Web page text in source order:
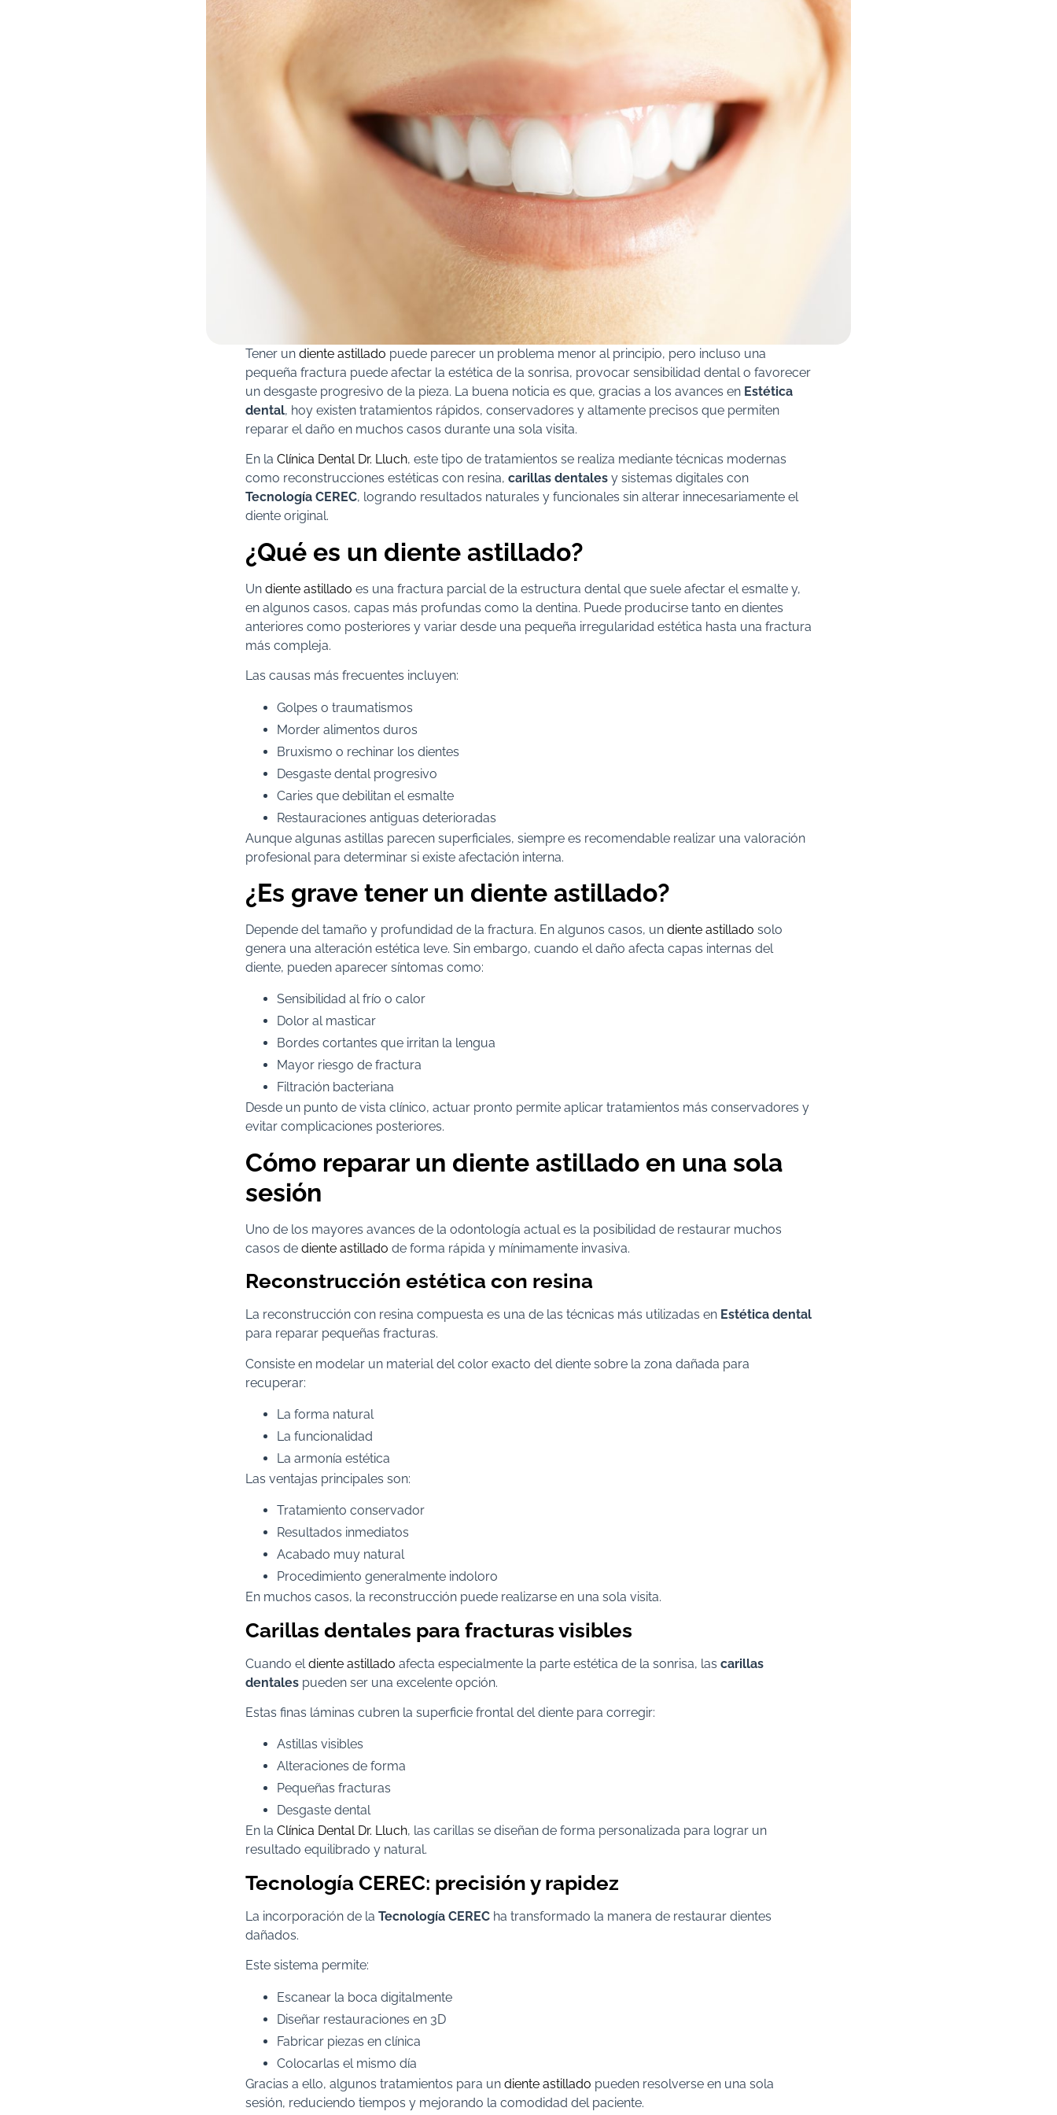
Tener un diente astillado puede parecer un problema menor al principio, pero incluso una
pequeña fractura puede afectar la estética de la sonrisa, provocar sensibilidad dental o favorecer
un desgaste progresivo de la pieza. La buena noticia es que, gracias a los avances en Estética
dental, hoy existen tratamientos rápidos, conservadores y altamente precisos que permiten
reparar el daño en muchos casos durante una sola visita.
En la Clínica Dental Dr. Lluch, este tipo de tratamientos se realiza mediante técnicas modernas
como reconstrucciones estéticas con resina, carillas dentales y sistemas digitales con
Tecnología CEREC, logrando resultados naturales y funcionales sin alterar innecesariamente el
diente original.
¿Qué es un diente astillado?
Un diente astillado es una fractura parcial de la estructura dental que suele afectar el esmalte y,
en algunos casos, capas más profundas como la dentina. Puede producirse tanto en dientes
anteriores como posteriores y variar desde una pequeña irregularidad estética hasta una fractura
más compleja.
Las causas más frecuentes incluyen:
Golpes o traumatismos
Morder alimentos duros
Bruxismo o rechinar los dientes
Desgaste dental progresivo
Caries que debilitan el esmalte
Restauraciones antiguas deterioradas
Aunque algunas astillas parecen superficiales, siempre es recomendable realizar una valoración
profesional para determinar si existe afectación interna.
¿Es grave tener un diente astillado?
Depende del tamaño y profundidad de la fractura. En algunos casos, un diente astillado solo
genera una alteración estética leve. Sin embargo, cuando el daño afecta capas internas del
diente, pueden aparecer síntomas como:
Sensibilidad al frío o calor
Dolor al masticar
Bordes cortantes que irritan la lengua
Mayor riesgo de fractura
Filtración bacteriana
Desde un punto de vista clínico, actuar pronto permite aplicar tratamientos más conservadores y
evitar complicaciones posteriores.
Cómo reparar un diente astillado en una sola
sesión
Uno de los mayores avances de la odontología actual es la posibilidad de restaurar muchos
casos de diente astillado de forma rápida y mínimamente invasiva.
Reconstrucción estética con resina
La reconstrucción con resina compuesta es una de las técnicas más utilizadas en Estética dental
para reparar pequeñas fracturas.
Consiste en modelar un material del color exacto del diente sobre la zona dañada para
recuperar:
La forma natural
La funcionalidad
La armonía estética
Las ventajas principales son:
Tratamiento conservador
Resultados inmediatos
Acabado muy natural
Procedimiento generalmente indoloro
En muchos casos, la reconstrucción puede realizarse en una sola visita.
Carillas dentales para fracturas visibles
Cuando el diente astillado afecta especialmente la parte estética de la sonrisa, las carillas
dentales pueden ser una excelente opción.
Estas finas láminas cubren la superficie frontal del diente para corregir:
Astillas visibles
Alteraciones de forma
Pequeñas fracturas
Desgaste dental
En la Clínica Dental Dr. Lluch, las carillas se diseñan de forma personalizada para lograr un
resultado equilibrado y natural.
Tecnología CEREC: precisión y rapidez
La incorporación de la Tecnología CEREC ha transformado la manera de restaurar dientes
dañados.
Este sistema permite:
Escanear la boca digitalmente
Diseñar restauraciones en 3D
Fabricar piezas en clínica
Colocarlas el mismo día
Gracias a ello, algunos tratamientos para un diente astillado pueden resolverse en una sola
sesión, reduciendo tiempos y mejorando la comodidad del paciente.